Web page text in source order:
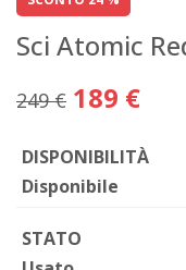
Sci Atomic
249 € 189 €
DISPONIBILITÀ
Disponibile
STATO